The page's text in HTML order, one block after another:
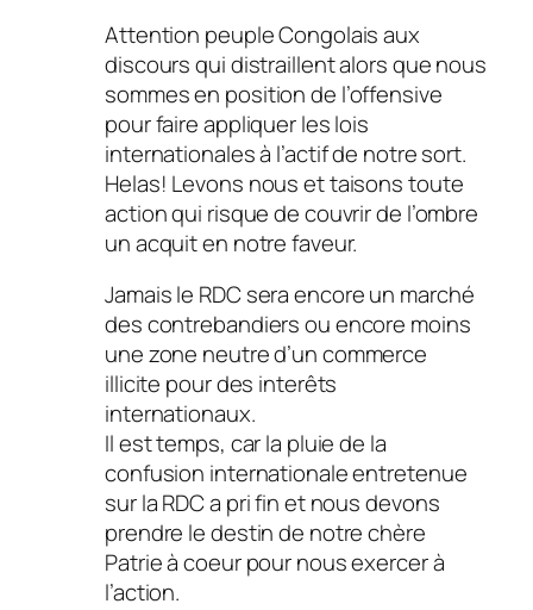
Attention peuple Congolais aux
discours qui distraillent alors que nous
sommes en position de l’offensive
pour faire appliquer les lois
internationales à l’actif de notre sort.
Helas! Levons nous et taisons toute
action qui risque de couvrir de l’ombre
un acquit en notre faveur.
Jamais le RDC sera encore un marché
des contrebandiers ou encore moins
une zone neutre d’un commerce
illicite pour des interêts
internationaux.
Il est temps, car la pluie de la
confusion internationale entretenue
sur la RDC a pri fin et nous devons
prendre le destin de notre chère
Patrie à coeur pour nous exercer à
l’action.